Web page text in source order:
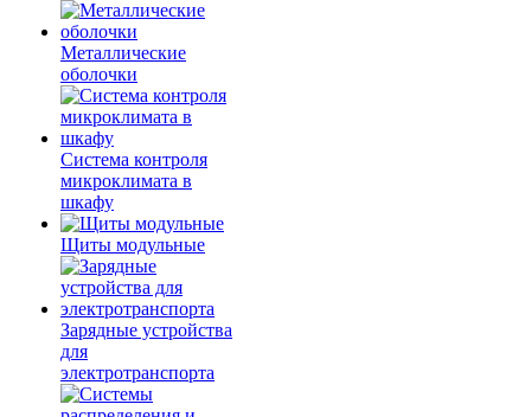
Металлические
оболочки
Система контроля
микроклимата в
шкафу
Щиты модульные
Зарядные устройства
для
электротранспорта